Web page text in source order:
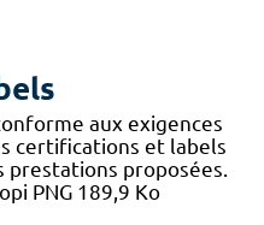
aux exigences
certifications et labels
proposées.
PNG 189,9 Ko